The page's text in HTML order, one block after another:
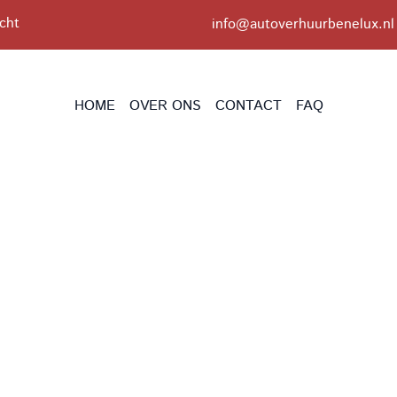
info@autoverhuurbenelux.nl
HOME OVER ONS CONTACT FAQ